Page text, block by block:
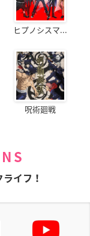
ヒプノシスマ...
呪術廻戦
イフ！